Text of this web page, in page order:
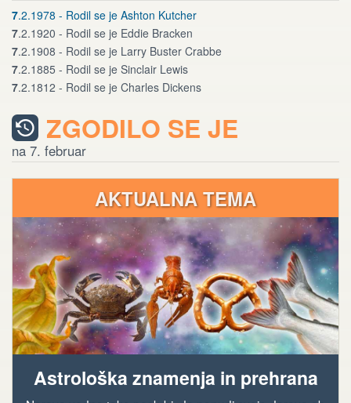
7.2.1978 - Rodil se je Ashton Kutcher
7.2.1920 - Rodil se je Eddie Bracken
7.2.1908 - Rodil se je Larry Buster Crabbe
7.2.1885 - Rodil se je Sinclair Lewis
7.2.1812 - Rodil se je Charles Dickens
ZGODILO SE JE
na 7. februar
AKTUALNA TEMA
Astrološka znamenja in prehrana